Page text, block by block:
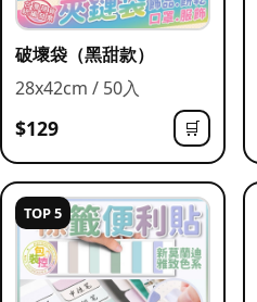
破壞袋（黑甜款）
28x42cm / 50入
$129 🛒
TOP 5